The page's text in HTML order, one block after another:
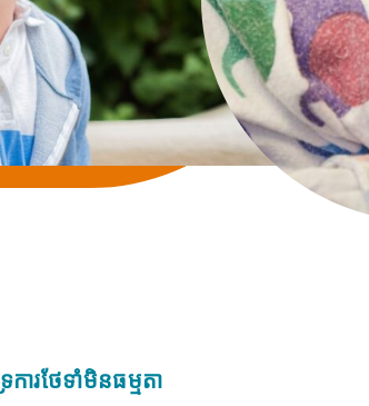
រការថែទាំមិនធម្មតា